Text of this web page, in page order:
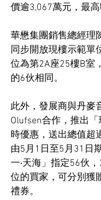
價逾3,067萬元，最高
華懋集團銷售總經理
同步開放現樓示範單
位為第2A座25樓B室
的6伙相同。
此外，發展商與丹麥
Olufsen合作，推出
時優惠，送出總值超
由5月1日至5月31日
一‧天海」指定56伙
位的買家，可分別獲
禮券。